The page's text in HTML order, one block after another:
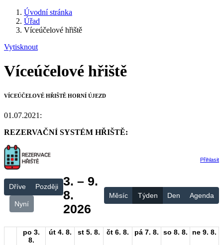
Úvodní stránka
Úřad
Víceúčelové hřiště
Vytisknout
Víceúčelové hřiště
VÍCEÚČELOVÉ HŘIŠTĚ HORNÍ ÚJEZD
01.07.2021:
REZERVAČNÍ SYSTÉM HŘIŠTĚ: